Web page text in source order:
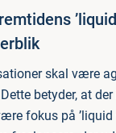
skal være
betyder, at
fokus på ’liquid